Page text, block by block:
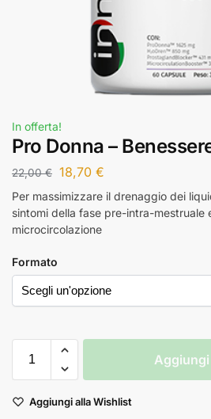
In offerta!
Pro Donna –
22,00€ 18,70 €
Per massimizzare il drenaggio dei
sintomi della fase pre-intra-mestruale
microcircolazione
Formato
Aggiungi alla Wishlist